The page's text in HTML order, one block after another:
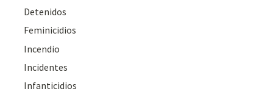
Detenidos
Feminicidios
Incendio
Incidentes
Infanticidios